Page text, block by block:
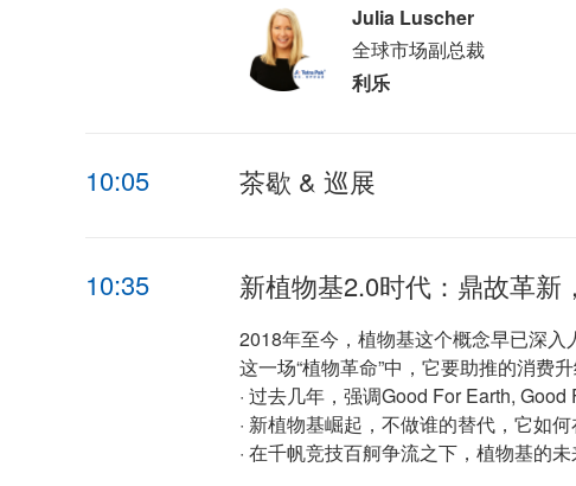
Julia Luscher
全球市场副总裁
利乐
10:05 茶歇 & 巡展
10:35 新植物基2.0时代：鼎故革新
2018年至今，植物基这个概念早已深
这一场“植物革命”中，它要助推的消费
· 过去几年，强调Good For Earth,
· 新植物基崛起，不做谁的替代，它如何
· 在千帆竞技百舸争流之下，植物基的